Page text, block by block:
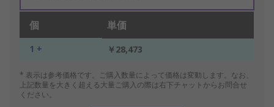
個 単価
1 + ￥28,473
* 表示は参考価格です。ご購入数量によって価格は変動します。なお、
上記数量を大きく超える大量ご購入の際は右下チャットからお問合せ
ください。